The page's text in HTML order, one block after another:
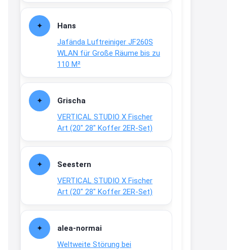
Hans
Jafända Luftreiniger JF260S
WLAN für Große Räume bis zu
110 M²
Grischa
VERTICAL STUDIO X Fischer
Art (20″ 28″ Koffer 2ER-Set)
Seestern
VERTICAL STUDIO X Fischer
Art (20″ 28″ Koffer 2ER-Set)
alea-normai
Weltweite Störung bei
Fielmann-Blinkis mehr / wurde
www.fielmann-
group.com/blinkis...
13:44
dich zu sehen, alles gut?
15:01
An 01.08. / Sensodyne Rabatt 3€
/ max. 15.000www.erlebe-
↩